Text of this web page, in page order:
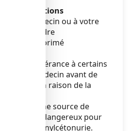
et précautions
à votre médecin ou à votre
de prendre
80 mg, comprimé
une intolérance à certains
votre médecin avant de
en raison de la
contient une source de
il peut être dangereux pour
de phénylcétonurie.